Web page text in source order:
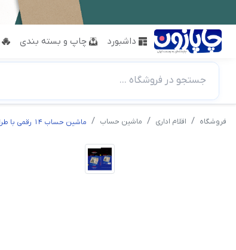
داشبورد چاپ و بسته بندی
جستجو در فروشگاه ...
فروشگاه اقلام اداری ماشین حساب ماشین حساب 14 رقمی با طراحی خاص کاتیگا - مدل CD-2735-14RP